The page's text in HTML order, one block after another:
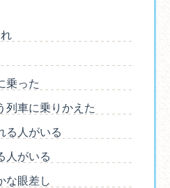
乗った
列車に乗りかえた
る人がいる
人がいる
な眼差し